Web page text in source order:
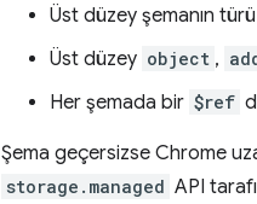
Üst düzey şemanın türü
Üst düzey object ,
Her şemada bir $ref
Şema geçersizse Chrome
storage.managed API